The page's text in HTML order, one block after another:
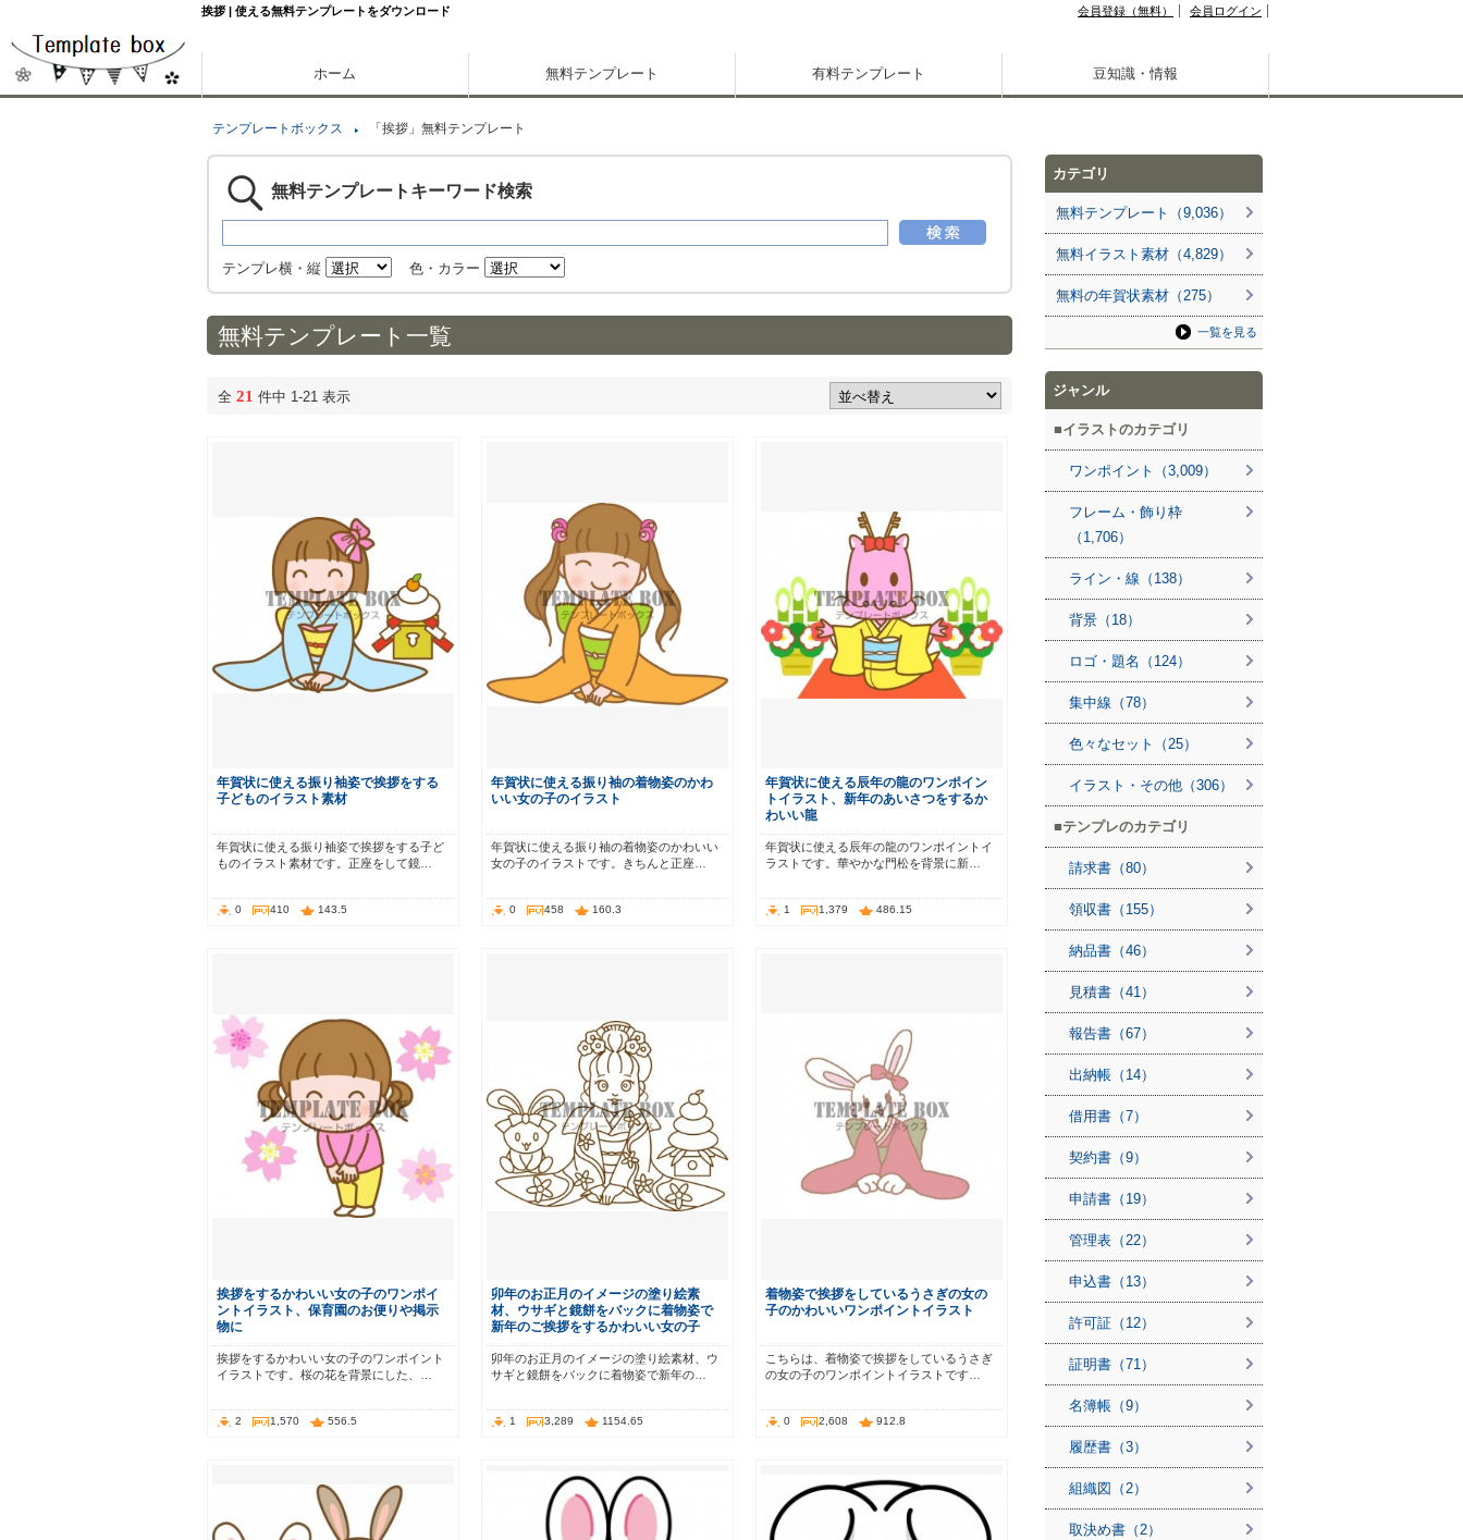
挨拶 | 使える無料テンプレートをダウンロード 会員登録（無料） 会員ログイン
ホーム 無料テンプレート 有料テンプレート 豆知識・情報
テンプレートボックス 「挨拶」無料テンプレート
無料テンプレートキーワード検索
テンプレ横・縦 色・カラー
無料テンプレート一覧
全 21 件中 1-21 表示
年賀状に使える振り袖姿で挨拶をする
子どものイラスト素材
年賀状に使える振り袖姿で挨拶をする子ど
ものイラスト素材です。正座をして鏡…
0 410 143.5
年賀状に使える振り袖の着物姿のかわ
いい女の子のイラスト
年賀状に使える振り袖の着物姿のかわいい
女の子のイラストです。きちんと正座…
0 458 160.3
年賀状に使える辰年の龍のワンポイン
トイラスト、新年のあいさつをするか
わいい龍
年賀状に使える辰年の龍のワンポイントイ
ラストです。華やかな門松を背景に新…
1 1,379 486.15
挨拶をするかわいい女の子のワンポイ
ントイラスト、保育園のお便りや掲示
物に
挨拶をするかわいい女の子のワンポイント
イラストです。桜の花を背景にした、…
2 1,570 556.5
卯年のお正月のイメージの塗り絵素
材、ウサギと鏡餅をバックに着物姿で
新年のご挨拶をするかわいい女の子
卯年のお正月のイメージの塗り絵素材、ウ
サギと鏡餅をバックに着物姿で新年の…
1 3,289 1154.65
着物姿で挨拶をしているうさぎの女の
子のかわいいワンポイントイラスト
こちらは、着物姿で挨拶をしているうさぎ
の女の子のワンポイントイラストです…
0 2,608 912.8
カテゴリ
無料テンプレート（9,036）
無料イラスト素材（4,829）
無料の年賀状素材（275）
一覧を見る
ジャンル
イラストのカテゴリ
ワンポイント（3,009）
フレーム・飾り枠
（1,706）
ライン・線（138）
背景（18）
ロゴ・題名（124）
集中線（78）
色々なセット（25）
イラスト・その他（306）
テンプレのカテゴリ
請求書（80）
領収書（155）
納品書（46）
見積書（41）
報告書（67）
出納帳（14）
借用書（7）
契約書（9）
申請書（19）
管理表（22）
申込書（13）
許可証（12）
証明書（71）
名簿帳（9）
履歴書（3）
組織図（2）
取決め書（2）